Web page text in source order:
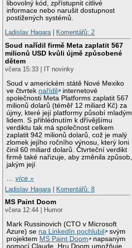
libovolný kód, zpřístupnit citlivé
informace nebo narušit dostupnost
postižených systémů.
Ladislav Hagara| Komentářů: 2
Soud nařídil firmě Meta zaplatit 567
milionů USD kvůli újmě způsobené
dětem
včera 15:33 | IT novinky
Soud v americkém státě Nové Mexiko
ve čtvrtek nařídil
internetové
společnosti Meta Platforms zaplatit 567
milionů dolarů (téměř 12 miliard Kč) za
újmy, které její platformy působí mladým
lidem. S přihlédnutím k dřívějšímu
verdiktu tak má společnost celkem
zaplatit 942 milionů dolarů, což je malý
zlomek jejího ročního výnosu, který loni
činil 60 miliard dolarů. Čtvrteční verdikt
firmě také nařizuje, aby změnila způsob,
jakým její
…více »
Ladislav Hagara
Komentářů: 8
MS Paint Doom
včera 12:44 | Humor
Mark Russinovich (CTO v Microsoft
Azure) se na LinkedIn pochlubil
svým
projektem MS Paint Doom
napsaným
pomocí Claude. Hru Doom umožňuje